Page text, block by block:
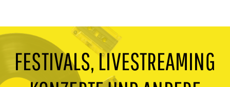
FESTIVALS, LIVESTREAMING